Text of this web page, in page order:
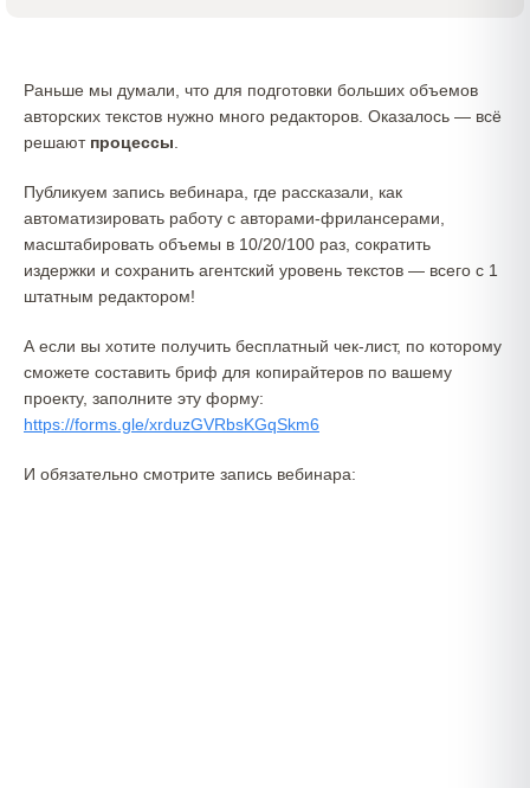
Раньше мы думали, что для подготовки больших объемов
авторских текстов нужно много редакторов. Оказалось — всё
решают процессы
Публикуем запись вебинара, где рассказали, как
автоматизировать работу с авторами-фрилансерами,
масштабировать объемы в 10/20/100 раз, сократить
издержки и сохранить агентский уровень текстов — всего с 1
штатным редактором!
А если вы хотите получить бесплатный чек-лист, по которому
сможете составить бриф для копирайтеров по вашему
проекту, заполните эту форму:
https://forms.gle/xrduzGVRbsKGqSkm6
И обязательно смотрите запись вебинара: